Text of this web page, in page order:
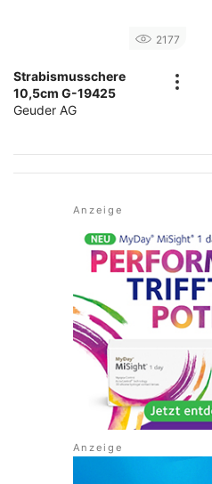
2177
Strabismusschere
10,5cm G-19425
Geuder AG